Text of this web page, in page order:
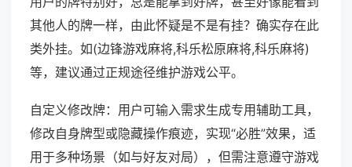
其他人的牌一样，由此怀疑是不是有挂？确实存在此
类外挂。如(边锋游戏麻将,科乐松原麻将,科乐麻将)
等，建议通过正规途径维护游戏公平。
自定义修改牌：用户可输入需求生成专用辅助工具，
修改自身牌型或隐藏操作痕迹，实现“必胜”效果，适
用于多种场景（如与好友对局），但需注意遵守游戏